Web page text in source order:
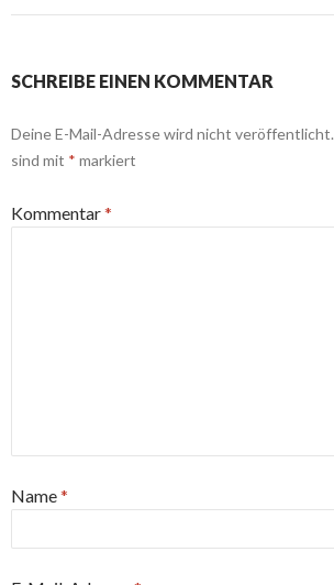
SCHREIBE EINEN KOMMENTAR
Deine E-Mail-Adresse wird nicht veröffentlicht.
sind mit * markiert
Kommentar*
Name*